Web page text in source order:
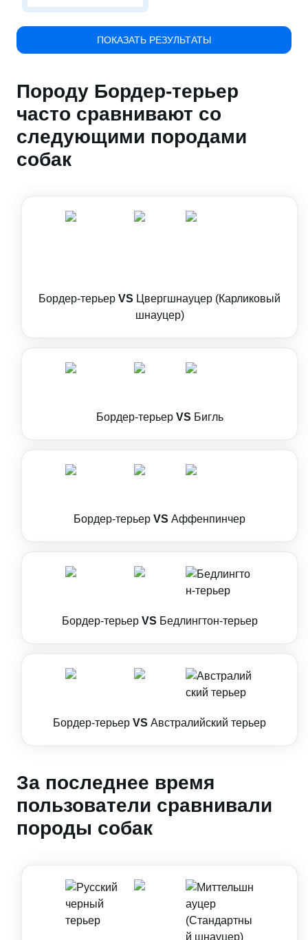
ПОКАЗАТЬ РЕЗУЛЬТАТЫ
Породу Бордер-терьер
часто сравнивают со
следующими породами
собак
Бордер-терьер VS Цвергшнауцер (Карликовый
шнауцер)
Бордер-терьер VS Бигль
Бордер-терьер VS Аффенпинчер
Бордер-терьер VS Бедлингтон-терьер
Бордер-терьер VS Австралийский терьер
За последнее время
пользователи сравнивали
породы собак